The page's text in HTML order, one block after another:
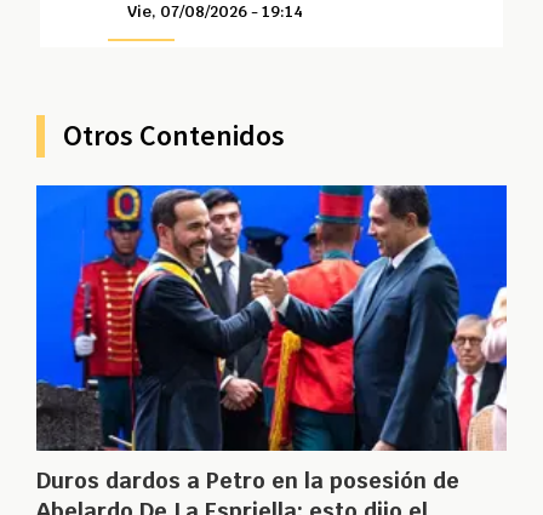
Vie, 07/08/2026 - 19:14
Otros Contenidos
Duros dardos a Petro en la posesión de